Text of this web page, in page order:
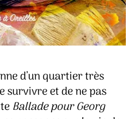
d’un quartier très
survivre et de ne pas
Ballade pour Georg